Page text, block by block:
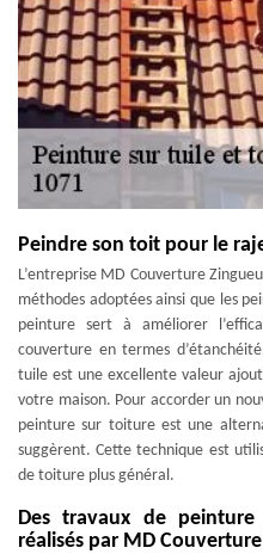
Peindre son toit pour le
L’entreprise MD Couverture
méthodes adoptées ainsi que les
peinture sert à améliorer
couverture en termes
tuile est une excellente valeur
votre maison. Pour accorder un
peinture sur toiture est une
suggèrent. Cette technique est
de toiture plus général.
Des travaux de
réalisés par MD